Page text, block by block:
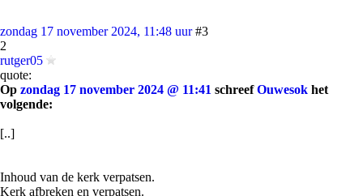
zondag 17 november 2024, 11:48 uur #3
2
rutger05
quote:
Op zondag 17 november 2024 @ 11:41 schreefOuwesok het
volgende:
[..]
Inhoud van de kerk verpatsen.
Kerk afbreken en verpatsen.